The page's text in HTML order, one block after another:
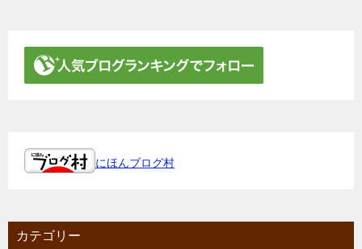
にほんブログ村
カテゴリー